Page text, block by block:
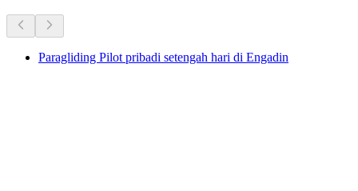
Paragliding Pilot pribadi setengah hari di Engadin